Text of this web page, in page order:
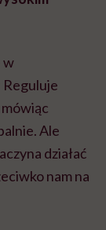
w
Ale
działać
nam na